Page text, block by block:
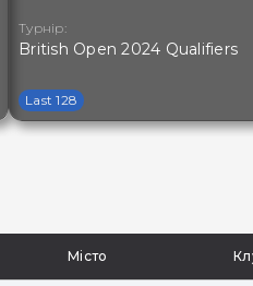
Турнір:
British Open 2024 Qualifiers
Last 128
Місто